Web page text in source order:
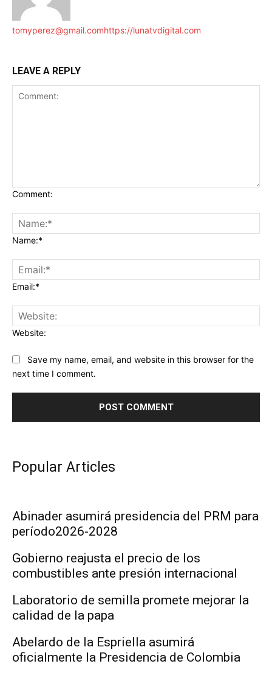
tomyperez@gmail.comhttps://lunatvdigital.com
LEAVE A REPLY
Comment:
Name:*
Email:*
Website:
Save my name, email, and website in this browser for the
next time I comment.
Popular Articles
Abinader asumirá presidencia del PRM para
período2026-2028
Gobierno reajusta el precio de los
combustibles ante presión internacional
Laboratorio de semilla promete mejorar la
calidad de la papa
Abelardo de la Espriella asumirá
oficialmente la Presidencia de Colombia